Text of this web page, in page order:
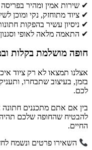
אמין ומהיר בפריסה
מתוחזק, נקי ומוכן
עשיר בהפקות חתונות
מלאה לאופי וסגנון
מושלמת בקלות
תמצאו לא רק ציוד
בעיצוב שתבחרו,
אם אתם מתכננים חתונה
שהחופה שלכם תהיה
השאירו פרטים ונשמח